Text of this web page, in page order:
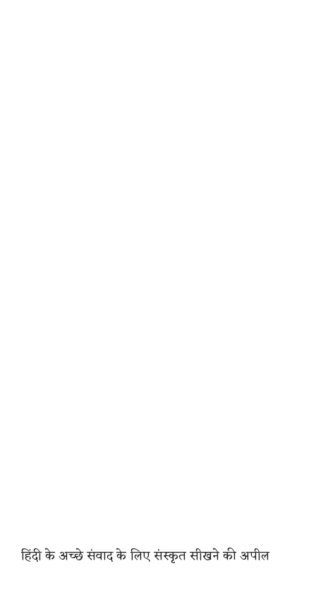
हिंदी के अच्छे संवाद के लिए संस्कृत सीखने की अपील